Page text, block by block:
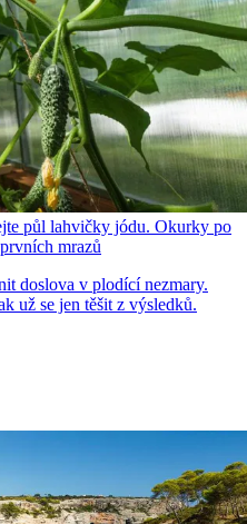
půl lahvičky jódu. Okurky po
mrazů
doslova v plodící nezmary.
už se jen těšit z výsledků.